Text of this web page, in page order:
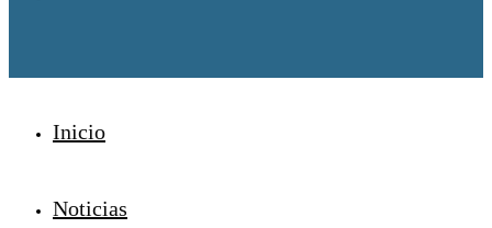
Inicio
Noticias